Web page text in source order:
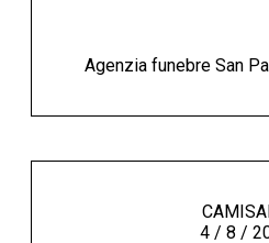
Agenzia funebre San
4 / 8 /